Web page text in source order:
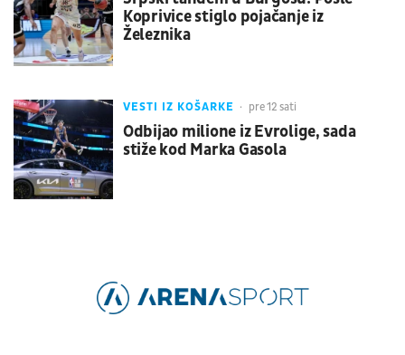
Koprivice stiglo pojačanje iz
Železnika
VESTI IZ KOŠARKE pre 12 sati
Odbijao milione iz Evrolige, sada
stiže kod Marka Gasola